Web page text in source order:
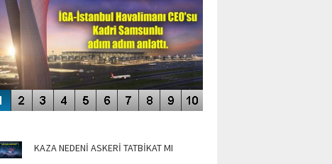
KAZA NEDENİ ASKERİ TATBİKAT MI